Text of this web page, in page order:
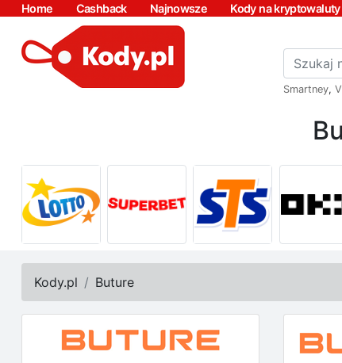
Home Cashback Najnowsze Kody na kryptowaluty
Smartney,
Kody.pl Buture